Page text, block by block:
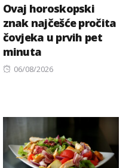
Ovaj horoskopski
znak najčešće pročita
čovjeka u prvih pet
minuta
Posted
06/08/2026